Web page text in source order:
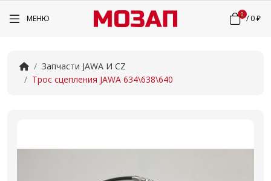
МЕНЮ 0 /0 ₽
Запчасти JAWA И CZ
Трос сцепления JAWA 634\638\640